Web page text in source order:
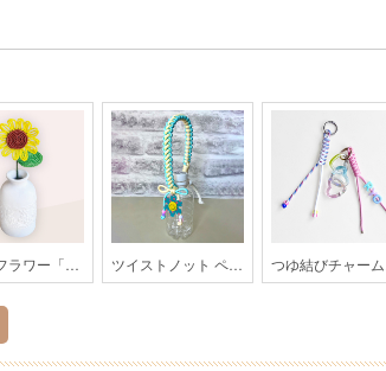
ビーズフラワー「ひまわり」【202607monthly】 ツイストノット ペットボトルホルダー【パラコード】